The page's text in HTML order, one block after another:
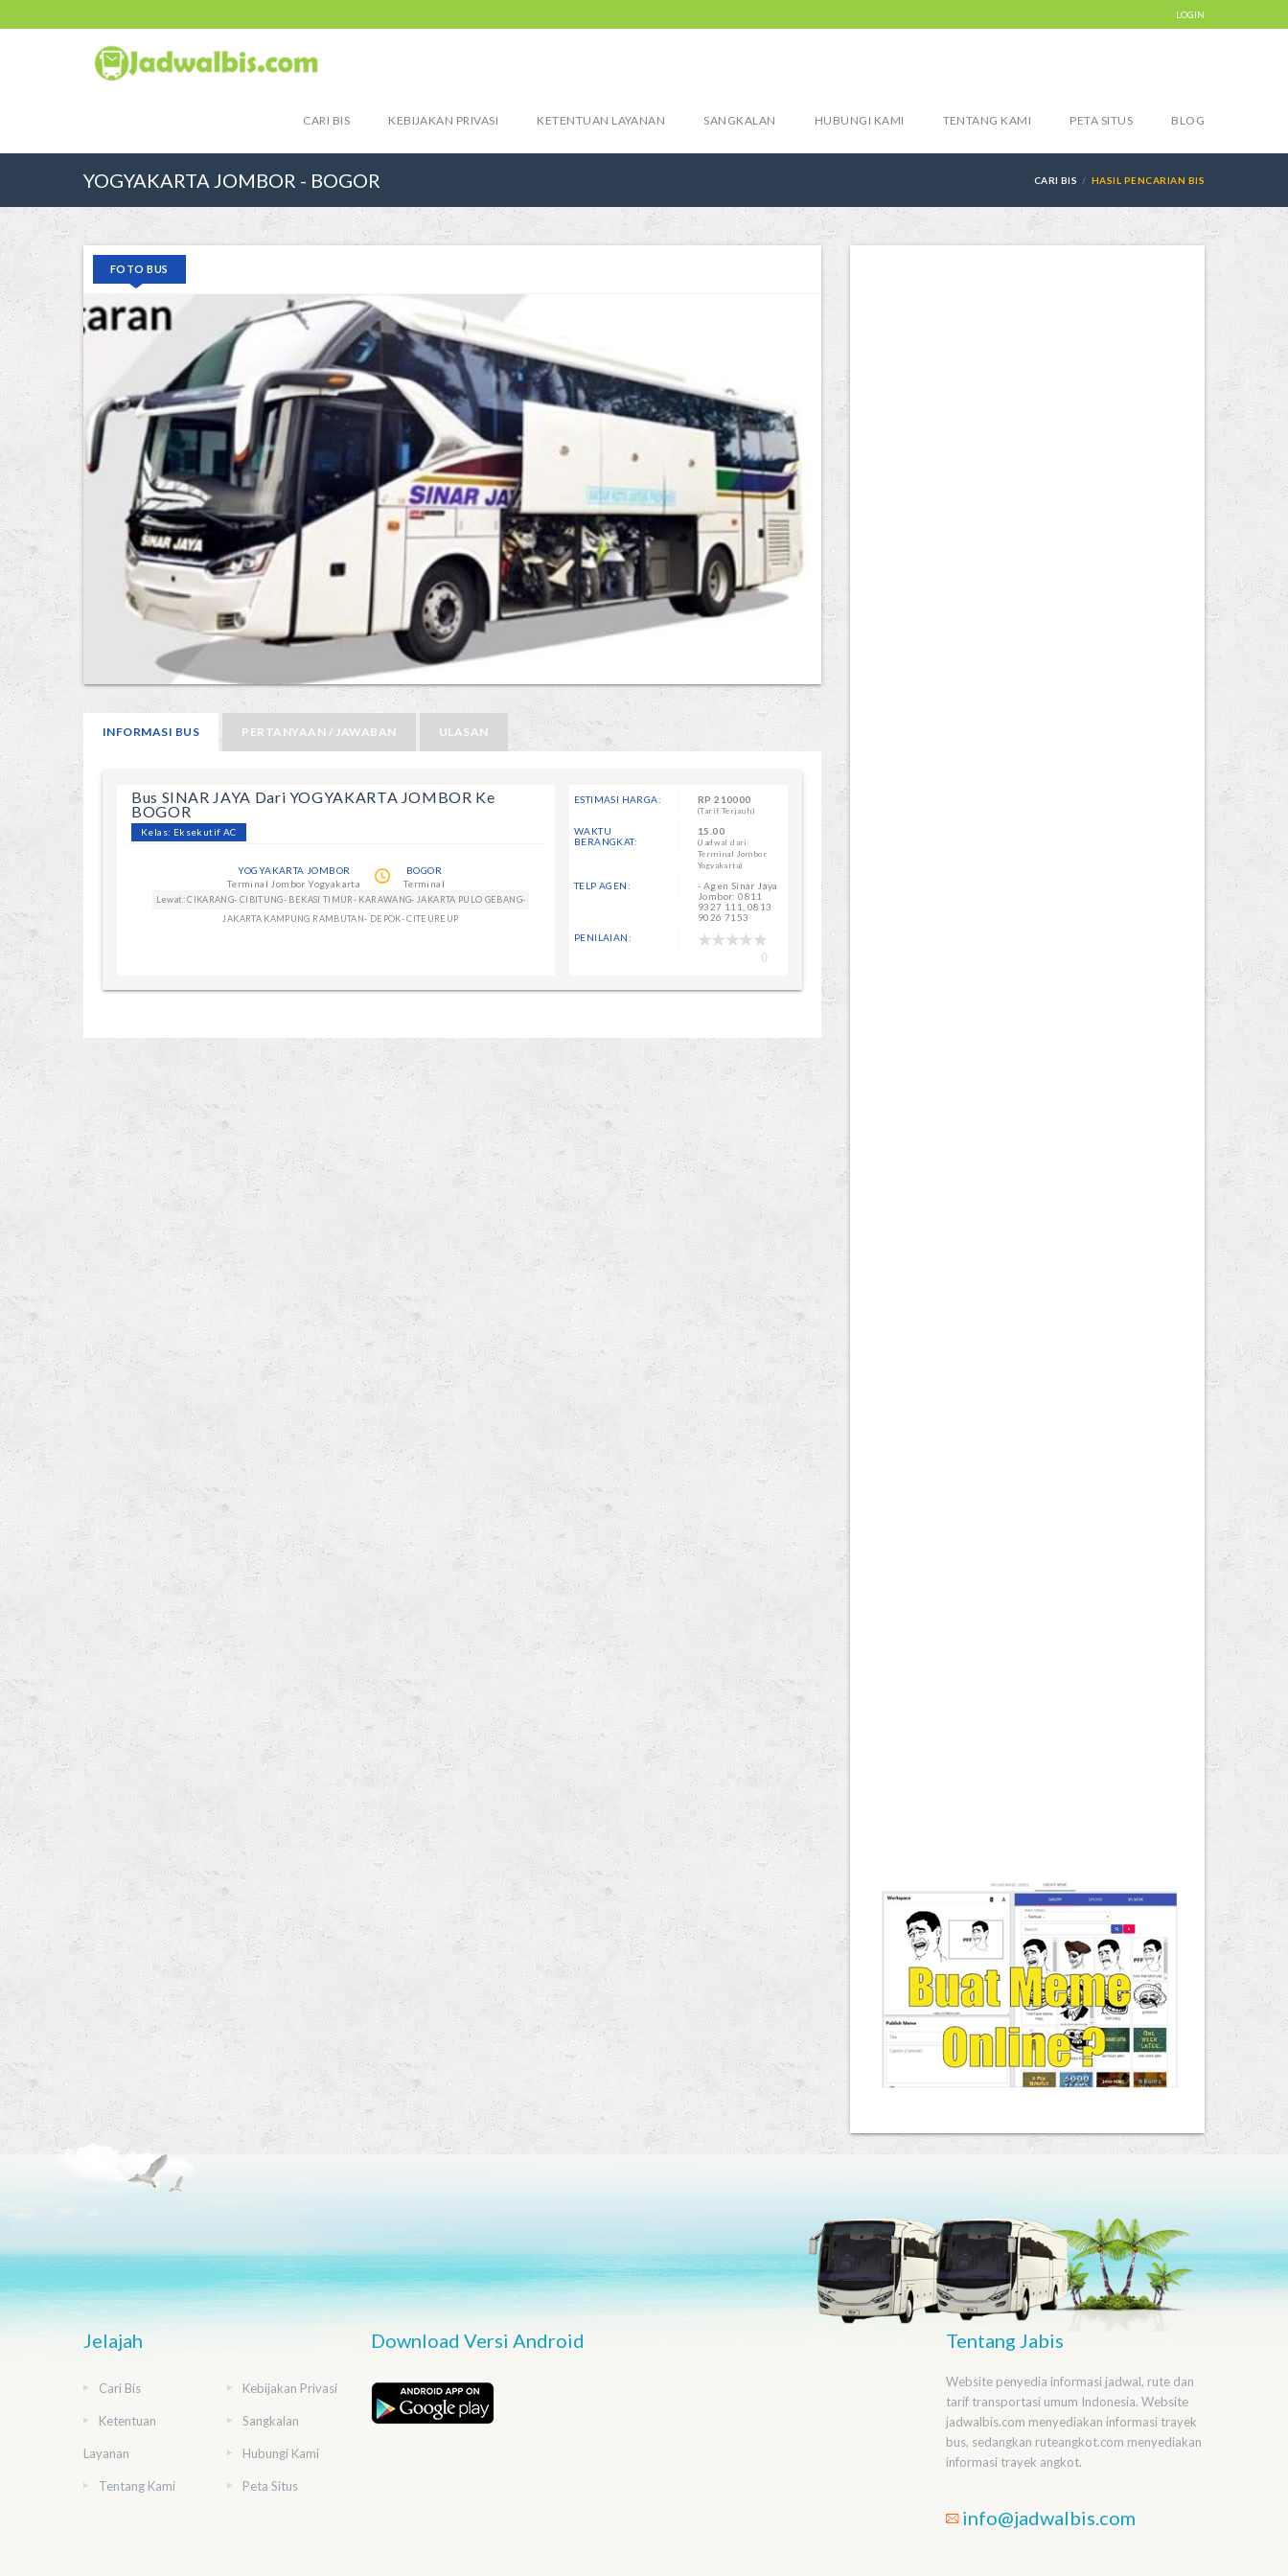
LOGIN
CARI BIS KEBIJAKAN PRIVASI KETENTUAN LAYANAN SANGKALAN HUBUNGI KAMI TENTANG KAMI PETA SITUS BLOG
YOGYAKARTA JOMBOR - BOGOR CARI BIS HASIL PENCARIAN BIS
FOTO BUS
INFORMASI BUS PERTANYAAN / JAWABAN ULASAN
Bus SINAR JAYA Dari YOGYAKARTA JOMBOR Ke
BOGOR
Kelas: Eksekutif AC
YOGYAKARTA JOMBOR
Terminal Jombor Yogyakarta
BOGOR
Terminal
Lewat: CIKARANG- CIBITUNG- BEKASI TIMUR- KARAWANG- JAKARTA PULO GEBANG-
JAKARTA KAMPUNG RAMBUTAN- DEPOK- CITEUREUP
ESTIMASI HARGA: RP210000
(Tarif Terjauh)
WAKTU
BERANGKAT:
15.00
(Jadwal dari
Terminal Jombor
Yogyakarta)
TELP AGEN:
- Agen Sinar Jaya
Jombor: 0811
9327 111, 0813
9026 7153
PENILAIAN:
0
Jelajah
Cari Bis Kebijakan Privasi
Ketentuan
Layanan
Sangkalan
Hubungi Kami
Tentang Kami Peta Situs
Download Versi Android Tentang Jabis
Website penyedia informasi jadwal, rute dan
tarif transportasi umum Indonesia. Website
jadwalbis.com menyediakan informasi trayek
bus, sedangkan ruteangkot.com menyediakan
informasi trayek angkot.
info@jadwalbis.com